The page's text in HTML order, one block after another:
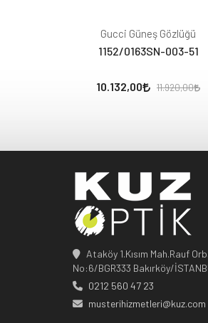
Gucci Güneş Gözlüğü
1152/0163SN-003-51
10.132,00 11.920,00
Ataköy 1.Kısım Mah.Rauf
No:6/BGR333 Bakırköy/
0212 560 47 23
musterihizmetleri@kuz.com